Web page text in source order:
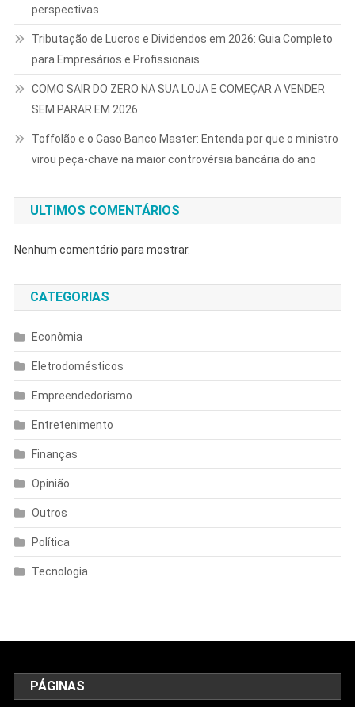
perspectivas
Tributação de Lucros e Dividendos em 2026: Guia Completo
para Empresários e Profissionais
COMO SAIR DO ZERO NA SUA LOJA E COMEÇAR A VENDER
SEM PARAR EM 2026
Toffolão e o Caso Banco Master: Entenda por que o ministro
virou peça-chave na maior controvérsia bancária do ano
ULTIMOS COMENTÁRIOS
Nenhum comentário para mostrar.
CATEGORIAS
Econômia
Eletrodomésticos
Empreendedorismo
Entretenimento
Finanças
Opinião
Outros
Política
Tecnologia
PÁGINAS